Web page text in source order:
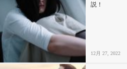
説！
12月 27, 2022